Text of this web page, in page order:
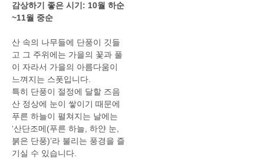
감상하기 좋은 시기 : 10월 하순
~11월 중순
산 속의 나무들에 단풍이 깃들
고 그 주위에는 가을의 꽃과 풀
이 자라서 가을의 아름다움이
느껴지는 스폿입니다.
특히 단풍이 절정에 달할 즈음
산 정상에 눈이 쌓이기 때문에
푸른 하늘이 펼쳐지는 날에는
‘산단조메(푸른 하늘, 하얀 눈,
붉은 단풍)’라 불리는 풍경을 즐
기실 수 있습니다.